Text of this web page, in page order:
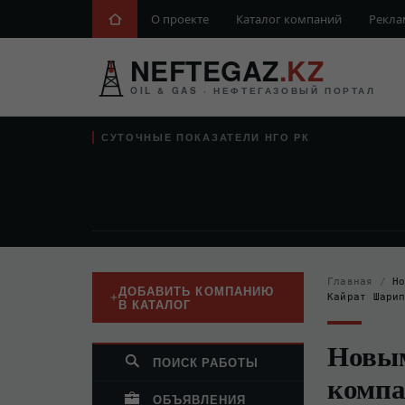
О проекте Каталог компаний
NEFTEGAZ.KZ
OIL & GAS · НЕФТЕГАЗОВЫЙ ПОРТАЛ
СУТОЧНЫЕ ПОКАЗАТЕЛИ НГО РК
ДОБАВИТЬ КОМПАНИЮ
В КАТАЛОГ
ПОИСК РАБОТЫ
ОБЪЯВЛЕНИЯ
Главная /
Кайрат